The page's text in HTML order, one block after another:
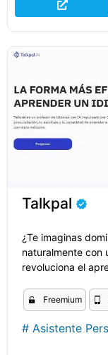
Talkpal
¿Te imaginas
naturalmente con
revoluciona el
Freemium
# Asistente